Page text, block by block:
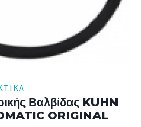
Βαλβίδας KUHN
ORIGINAL